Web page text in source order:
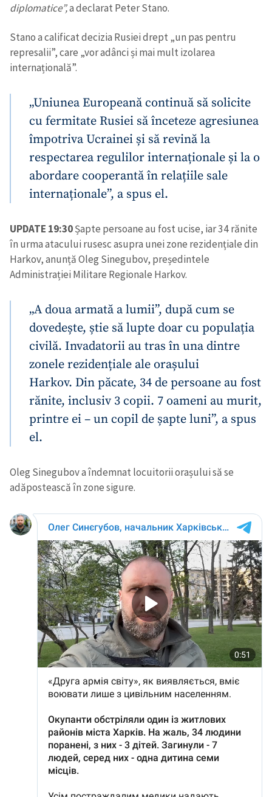
diplomatice”,a declarat Peter Stano.
Stano a calificat decizia Rusiei drept „un pas pentru
represalii”, care „vor adânci și mai mult izolarea
internațională”.
„Uniunea Europeană continuă să solicite
cu fermitate Rusiei să înceteze agresiunea
împotriva Ucrainei și să revină la
respectarea regulilor internaționale și la o
abordare cooperantă în relațiile sale
internaționale”, a spus el.
UPDATE 19:30Șapte persoane au fost ucise, iar 34 rănite
în urma atacului rusesc asupra unei zone rezidențiale din
Harkov, anunță Oleg Sinegubov, președintele
Administrației Militare Regionale Harkov.
„A doua armată a lumii”, după cum se
dovedește, știe să lupte doar cu populația
civilă. Invadatorii au tras în una dintre
zonele rezidențiale ale orașului
Harkov. Din păcate, 34 de persoane au fost
rănite, inclusiv 3 copii. 7 oameni au murit,
printre ei – un copil de șapte luni”, a spus
el.
Oleg Sinegubov a îndemnat locuitorii orașului să se
adăpostească în zone sigure.